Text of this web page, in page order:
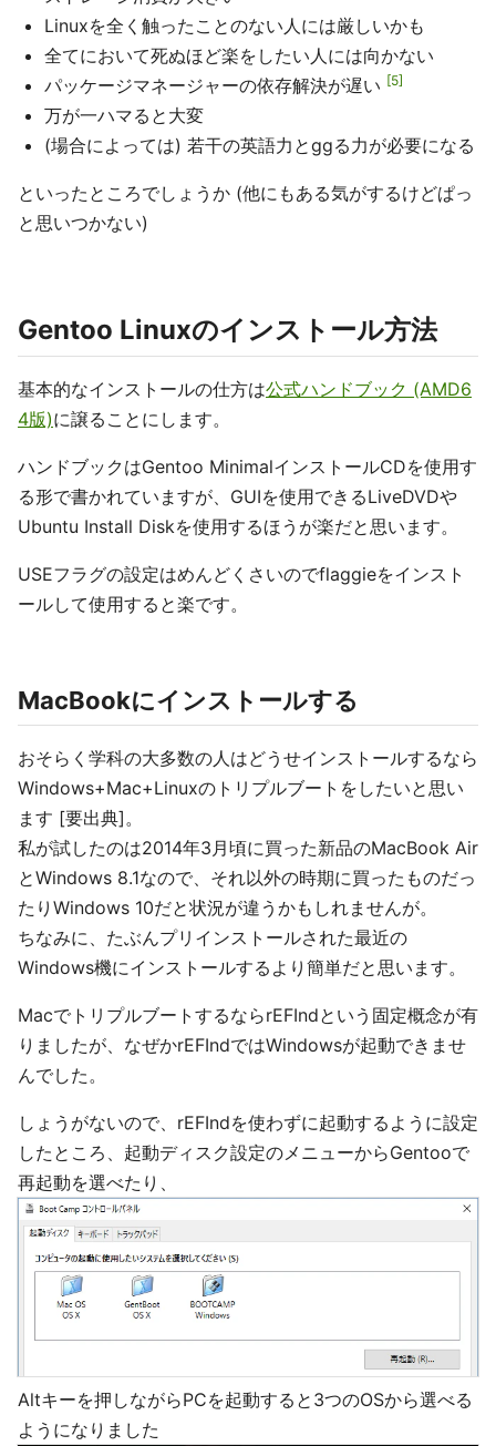
Linuxを全く触ったことのない人には厳しいかも
全てにおいて死ぬほど楽をしたい人には向かない
パッケージマネージャーの依存解決が遅い
5
万が一ハマると大変
(場合によっては) 若干の英語力とggる力が必要になる
といったところでしょうか (他にもある気がするけどぱっ
と思いつかない)
Gentoo Linuxのインストール方法
基本的なインストールの仕方は公式ハンドブック (AMD6
4版)に譲ることにします。
ハンドブックはGentoo MinimalインストールCDを使用す
る形で書かれていますが、GUIを使用できるLiveDVDや
Ubuntu Install Diskを使用するほうが楽だと思います。
USEフラグの設定はめんどくさいのでflaggieをインスト
ールして使用すると楽です。
MacBookにインストールする
おそらく学科の大多数の人はどうせインストールするなら
Windows+Mac+Linuxのトリプルブートをしたいと思い
ます [要出典]。
私が試したのは2014年3月頃に買った新品のMacBook Air
とWindows 8.1なので、それ以外の時期に買ったものだっ
たりWindows 10だと状況が違うかもしれませんが。
ちなみに、たぶんプリインストールされた最近の
Windows機にインストールするより簡単だと思います。
MacでトリプルブートするならrEFIndという固定概念が有
りましたが、なぜかrEFIndではWindowsが起動できませ
んでした。
しょうがないので、rEFIndを使わずに起動するように設定
したところ、起動ディスク設定のメニューからGentooで
再起動を選べたり、
Altキーを押しながらPCを起動すると3つのOSから選べる
ようになりました